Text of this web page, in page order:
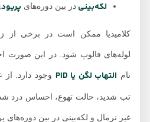
لکه‌بینیدر بین دوره‌هایپریودی
کلامیدیا ممکن است در برخی از زنان
لوله‌های فالوپ شود. در این صورت احتمال
التهاب لگن یا PID وجود دارد. از
تب شدید، حالت تهوع، احساس درد شدید
غیر نرمال و لکه‌بینی در بین دوره‌های